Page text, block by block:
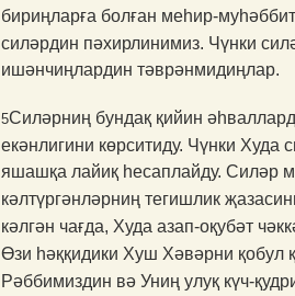
бириңларға болған меһир-
силәрдин пәхирлинимиз. Чүнки
ишәнчиңлардин тәврәнмидиңлар.
5Силәрниң бундақ қийин
екәнлигини көрситиду. Чүнки
яшашқа лайиқ һесаплайду. Силәр
кәлтүргәнләрниң тегишлик
кәлгән чағда, Худа азап-оқубәт
Өзи һәққидики Хуш Хәвәрни қобул
Рәббимиздин вә Униң улуқ күч-